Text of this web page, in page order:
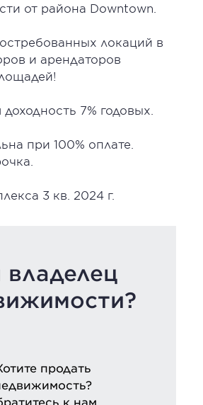
от района Downtown.
локаций в
и арендаторов
7% годовых.
при 100% оплате.
3 кв. 2024 г.
продать
к нам.